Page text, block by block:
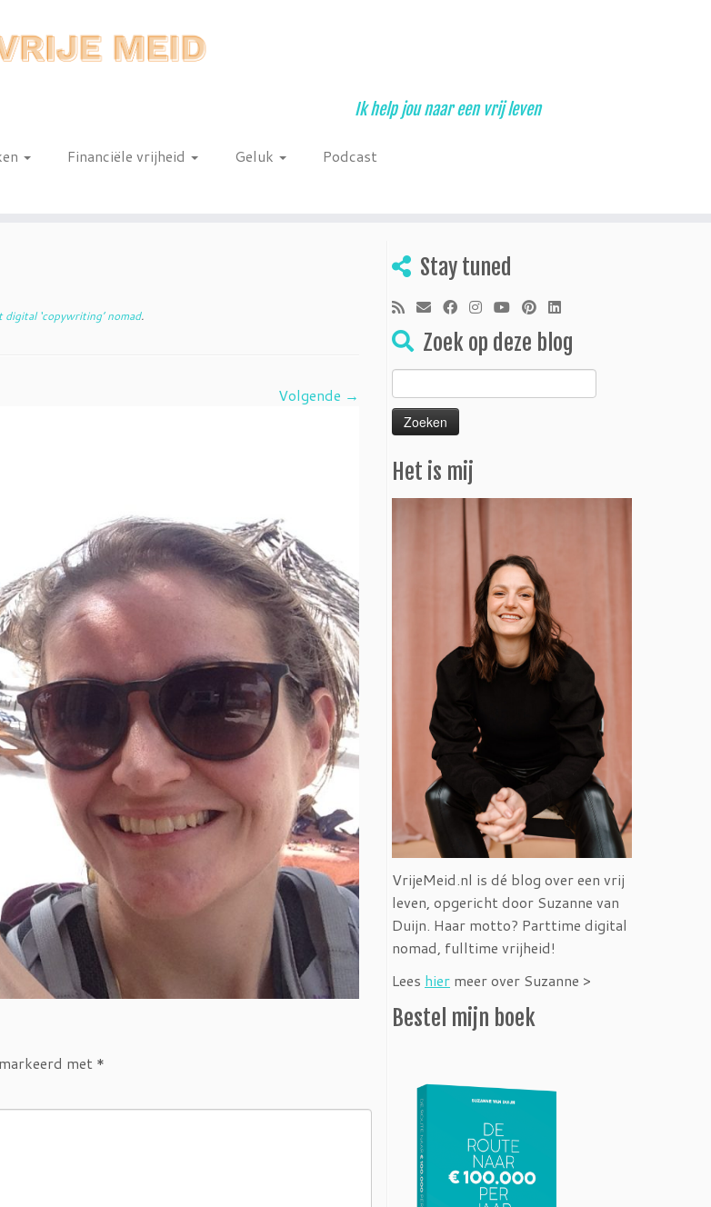
Ik help jou naar een vrij leven
Financiële vrijheid Geluk
Podcast
‘copywriting’ nomad.
Volgende →
met *
Stay tuned
Zoek op deze blog
Zoeken
naar:
Het is mij
VrijeMeid.nl is dé blog over een vrij
leven, opgericht door Suzanne van
Duijn. Haar motto? Parttime digital
nomad, fulltime vrijheid!
Lees hier meer over Suzanne >
Bestel mijn boek